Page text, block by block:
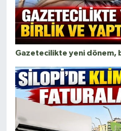
Gazetecilikte yeni dönem,